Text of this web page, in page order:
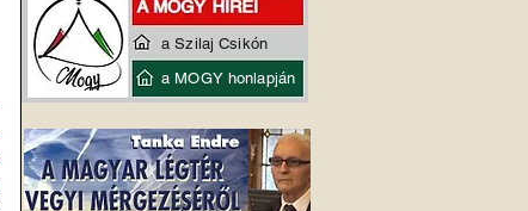
a Szilaj Csikón
a MOGY honlapján